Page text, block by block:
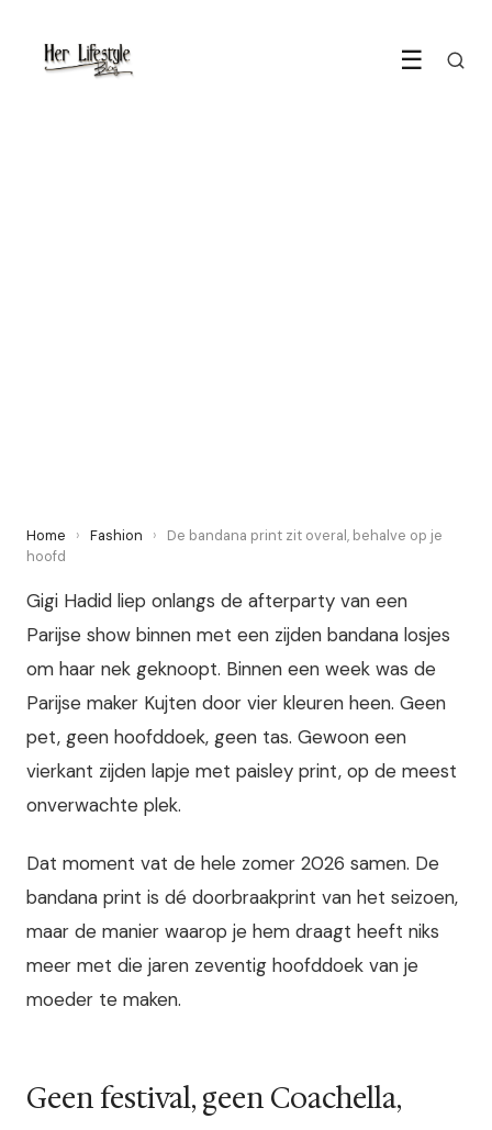
☰
Home › Fashion ›
De bandana print zit overal, behalve op je
hoofd
Gigi Hadid liep onlangs de afterparty van een
Parijse show binnen met een zijden bandana losjes
om haar nek geknoopt. Binnen een week was de
Parijse maker Kujten door vier kleuren heen. Geen
pet, geen hoofddoek, geen tas. Gewoon een
vierkant zijden lapje met paisley print, op de meest
onverwachte plek.
Dat moment vat de hele zomer 2026 samen. De
bandana print is dé doorbraakprint van het seizoen,
maar de manier waarop je hem draagt heeft niks
meer met die jaren zeventig hoofddoek van je
moeder te maken.
Geen festival, geen Coachella,